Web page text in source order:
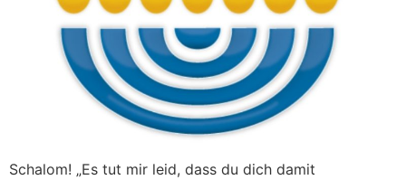
Schalom! „Es tut mir leid, dass du dich damit